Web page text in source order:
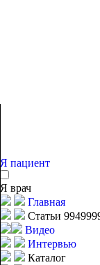
Я пациент
Я врач
Главная
Статьи
Видео
Интервью
Каталог